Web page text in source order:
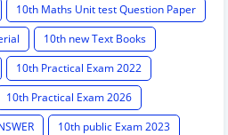
10th Maths Unit test Question Paper
10th new Text Books
10th Practical Exam 2022
10th Practical Exam 2026
10th public Exam 2023